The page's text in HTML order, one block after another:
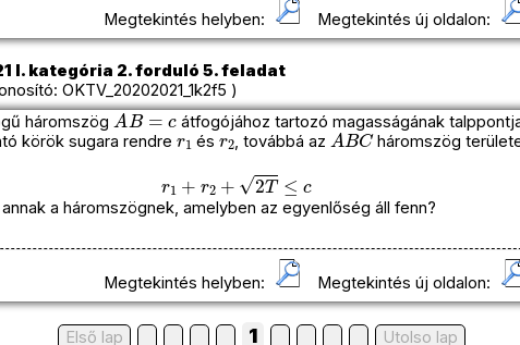
Megtekintés helyben: Megtekintés új oldalon:
I. kategória 2. forduló 5. feladat
OKTV_20202021_1k2f5 )
háromszög
AB=c
átfogójához tartozó magasságának
körök sugara rendre
r1
és
r2
, továbbá az
ABC
háromszög
≤c
a háromszögnek, amelyben az egyenlőség áll fenn?
Megtekintés helyben: Megtekintés új oldalon:
Első lap 1 Utolso lap